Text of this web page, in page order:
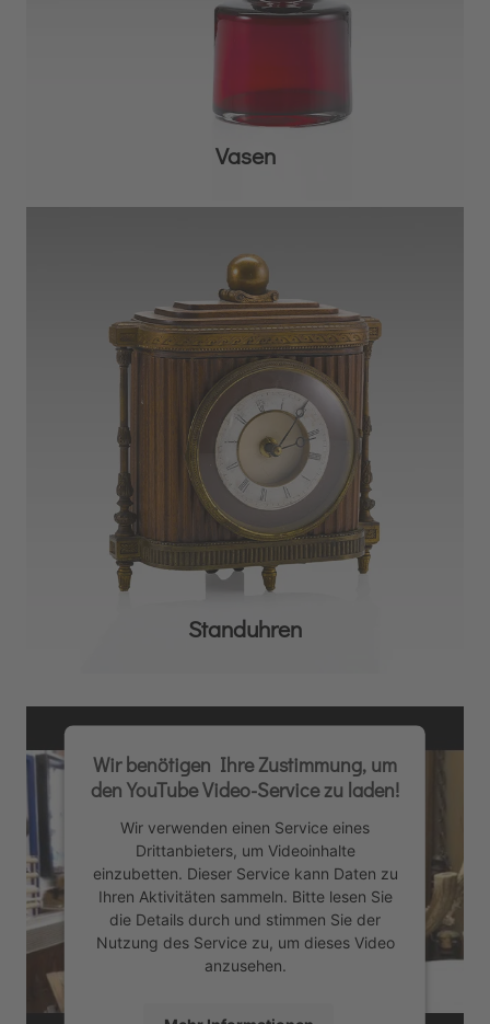
Vasen
Standuhren
Wir benötigen Ihre Zustimmung, um
den YouTube Video-Service zu laden!
Wir verwenden einen Service eines
Drittanbieters, um Videoinhalte
einzubetten. Dieser Service kann Daten zu
Ihren Aktivitäten sammeln. Bitte lesen Sie
die Details durch und stimmen Sie der
Nutzung des Service zu, um dieses Video
anzusehen.